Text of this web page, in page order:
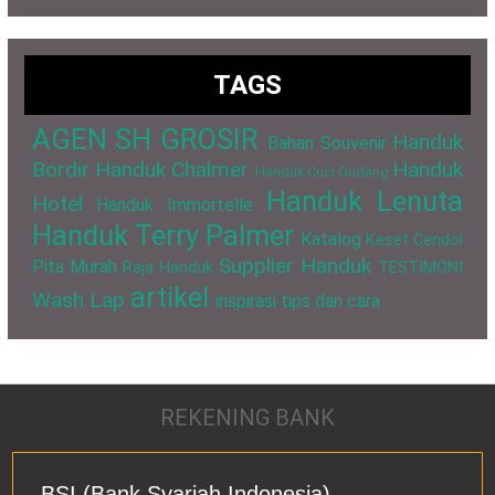
TAGS
AGEN SH GROSIR Bahan Souvenir Handuk
Bordir Handuk Chalmer Handuk Cuci Gudang Handuk
Hotel
Handuk Immortelle
Handuk Lenuta
Handuk Terry Palmer Katalog Keset Cendol
Pita Murah Raja Handuk Supplier Handuk TESTIMONI
Wash Lap artikel inspirasi tips dan cara
REKENING BANK